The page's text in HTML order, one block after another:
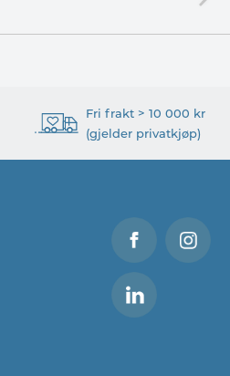
Fri frakt > 10 000 kr
(gjelder privatkjøp)